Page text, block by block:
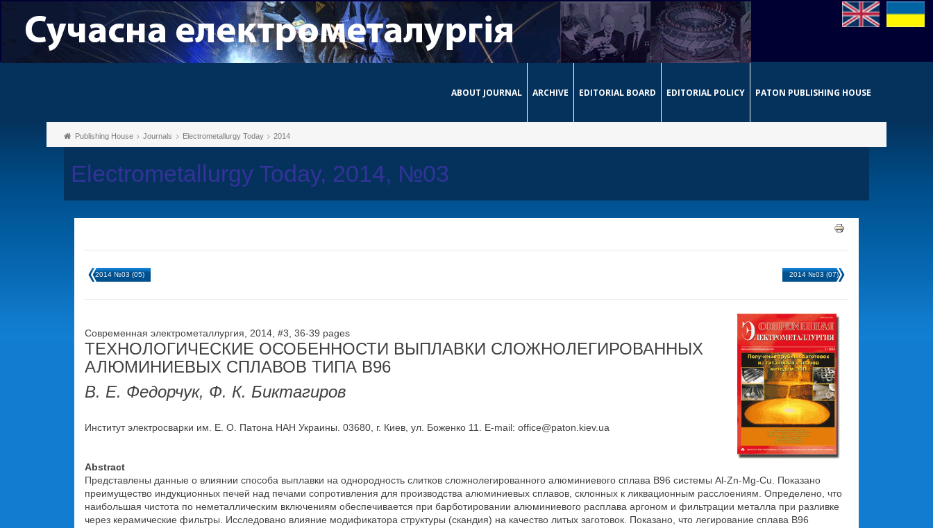
ABOUT JOURNAL ARCHIVE EDITORIAL BOARD EDITORIAL POLICY PATON PUBLISHING HOUSE
Publishing House Journals Electrometallurgy Today 2014
Electrometallurgy Today, 2014, №03
2014 №03 (05) 2014 №03 (07)
Современная электрометаллургия, 2014, #3, 36-39 pages
ТЕХНОЛОГИЧЕСКИЕ ОСОБЕННОСТИ ВЫПЛАВКИ СЛОЖНОЛЕГИРОВАННЫХ
АЛЮМИНИЕВЫХ СПЛАВОВ ТИПА В96
В. Е. Федорчук, Ф. К. Биктагиров
Институт электросварки им. Е. О. Патона НАН Украины. 03680, г. Киев, ул. Боженко 11. E-mail: office@paton.kiev.ua
Abstract
Представлены данные о влиянии способа выплавки на однородность слитков сложнолегированного алюминиевого сплава В96 системы Al-Zn-Mg-Cu. Показано
преимущество индукционных печей над печами сопротивления для производства алюминиевых сплавов, склонных к ликвационным расслоениям. Определено, что
наибольшая чистота по неметаллическим включениям обеспечивается при барботировании алюминиевого расплава аргоном и фильтрации металла при разливке
через керамические фильтры. Исследовано влияние модификатора структуры (скандия) на качество литых заготовок. Показано, что легирование сплава В96